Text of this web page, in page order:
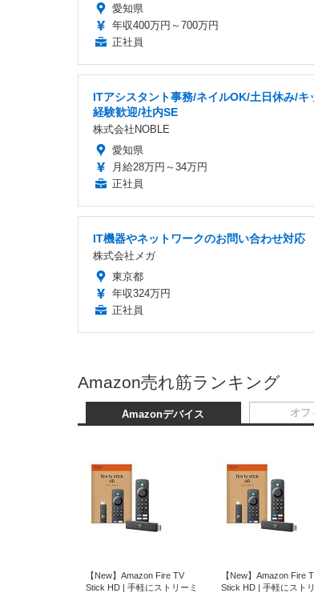
愛知県
年収400万円～700万円
正社員
ITアシスタント事務/ネイルOK/土日休み/キ
経験歓迎/社内SE
株式会社NOBLE
愛知県
月給28万円～34万円
正社員
IT機器やネットワークのお問い合わせ対応
株式会社メガ
東京都
年収324万円
正社員
Amazon売れ筋ランキング
Amazonデバイス
【New】Amazon Fire TV
Stick HD | 手軽にストリーミ
【New】Amazon Fire
Stick HD | 手軽にスト
オフ